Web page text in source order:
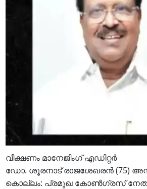
വീക്ഷണം മാനേജിംഗ് എഡിറ്റർ
ഡോ. ശൂരനാട് രാജശേഖരൻ (75)
കൊല്ലം: പ്രമുഖ കോൺഗ്രസ്